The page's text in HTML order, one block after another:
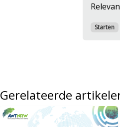
Starten
Gerelateerde